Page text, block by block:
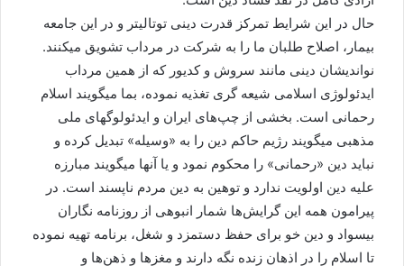
حال در این شرایط تمرکز قدرت دینی توتالیتر و در این جامعه
بیمار، اصلاح طلبان ما را به شرکت در مرداب تشویق میکنند.
نواندیشان دینی مانند سروش و کدیور که از همین مرداب
ایدئولوژی اسلامی شیعه گری تغذیه نموده، بما میگویند اسلام
رحمانی است. بخشی از چپ‌های ایران و ایدئولوگهای ملی
مذهبی میگویند رژیم حاکم دین را به «وسیله» تبدیل کرده و
نباید دین «رحمانی» را محکوم نمود و یا آنها میگویند مبارزه
علیه دین اولویت ندارد و توهین به دین مردم ناپسند است. در
پیرامون همه این گرایش‌ها شمار انبوهی از روزنامه نگاران
بیسواد و دین خو برای حفظ دستمزد و شغل، برنامه تهیه نموده
تا اسلام را در اذهان زنده نگه دارند و مغزها و ذهن‌ها و